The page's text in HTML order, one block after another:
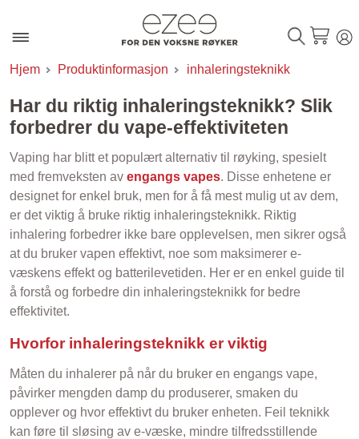
Hjem Produktinformasjon inhaleringsteknikk
Har du riktig inhaleringsteknikk? Slik
forbedrer du vape-effektiviteten
Vaping har blitt et populært alternativ til røyking, spesielt
med fremveksten av engangs vapes. Disse enhetene er
designet for enkel bruk, men for å få mest mulig ut av dem,
er det viktig å bruke riktig inhaleringsteknikk. Riktig
inhalering forbedrer ikke bare opplevelsen, men sikrer også
at du bruker vapen effektivt, noe som maksimerer e-
væskens effekt og batterilevetiden. Her er en enkel guide til
å forstå og forbedre din inhaleringsteknikk for bedre
effektivitet.
Hvorfor inhaleringsteknikk er viktig
Måten du inhalerer på når du bruker en engangs vape,
påvirker mengden damp du produserer, smaken du
opplever og hvor effektivt du bruker enheten. Feil teknikk
kan føre til sløsing av e-væske, mindre tilfredsstillende